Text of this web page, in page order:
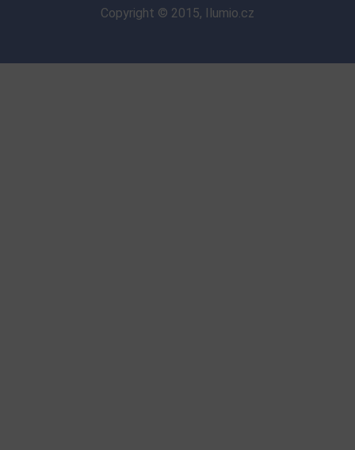
Copyright © 2015, Ilumio.cz